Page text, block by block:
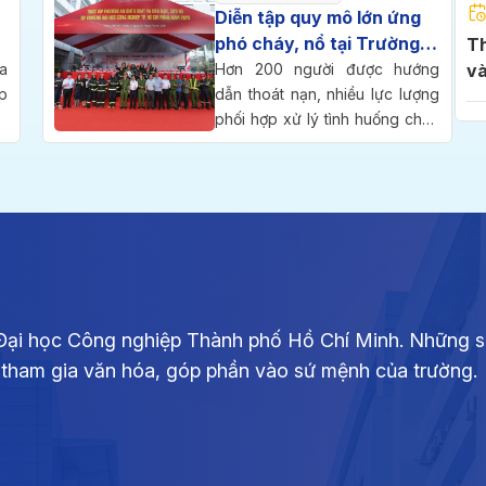
thành lập trường.
Diễn tập quy mô lớn ứng
phó cháy, nổ tại Trường
Đại học Công nghiệp
TP.HCM
Hơn 200 người được hướng
dẫn thoát nạn, nhiều lực lượng
phối hợp xử lý tình huống cháy
kép tại tầng hầm và tòa nhà
nạn, cứu hộ quy mô cấp Công
Thông báo
học Công nghiệp Thành phố Hồ Chí Minh. Những
gia văn hóa, góp phần vào sứ mệnh của trường.